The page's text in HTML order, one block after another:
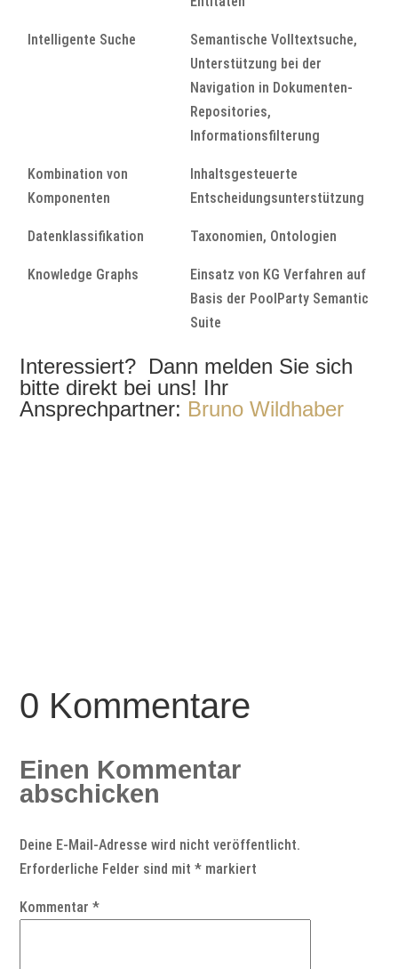
Intelligente Suche
Semantische Volltextsuche,
Unterstützung bei der
Navigation in Dokumenten-
Repositories,
Informationsfilterung
Kombination von
Komponenten
Inhaltsgesteuerte
Entscheidungsunterstützung
Datenklassifikation Taxonomien, Ontologien
Knowledge Graphs
Einsatz von KG Verfahren auf
Basis der PoolParty Semantic
Suite
Interessiert? Dann melden Sie sich
bitte direkt bei uns! Ihr
Ansprechpartner: Bruno Wildhaber
0 Kommentare
Einen Kommentar
abschicken
Deine E-Mail-Adresse wird nicht veröffentlicht.
Erforderliche Felder sind mit* markiert
Kommentar*